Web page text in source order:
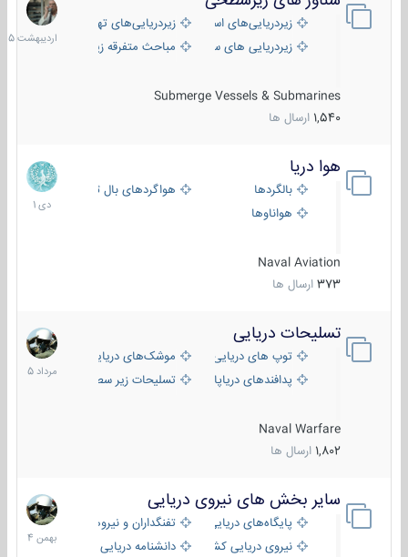
زیردریایی‌های استراتژیکزیردریایی‌های تهاجمی
زیردریایی های سبک
مباحث متفرقه زیرسطحی
Submerge Vessels & Submarines
1,540 ارسال ها
1405
هوا دریا
بالگردها
هواگردهای بال ثابت
هواناوها
Naval Aviation
373 ارسال ها
12
دی
1401
تسلیحات دریایی
توپ های دریایی
موشک‌های دریایی
پدافندهای دریاپایه
تسلیحات زیر سطحی
Naval Warfare
1,802 ارسال ها
2
مرداد
1405
سایر بخش های نیروی دریایی
پایگاه‌های دریایی
تفنگداران و نیروهای ویژه‌ی دریایی
نیروی دریایی کشورهای مختلفدانشنامه دریایی
22
بهمن
1404